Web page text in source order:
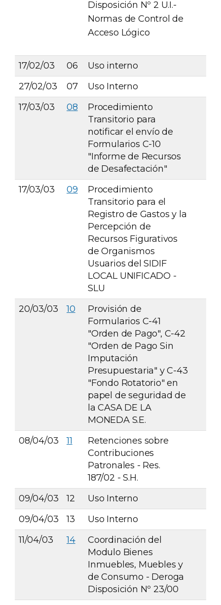
Disposición Nº 2 U.I.-
Normas de Control de
Acceso Lógico
17/02/03 06
Uso interno
27/02/03
07
Uso Interno
17/03/03
08
Procedimiento
Transitorio para
notificar el envío de
Formularios C-10
"Informe de Recursos
de Desafectación"
17/03/03
09
Procedimiento
Transitorio para el
Registro de Gastos y la
Percepción de
Recursos Figurativos
de Organismos
Usuarios del SIDIF
LOCAL UNIFICADO -
SLU
20/03/03
10
Provisión de
Formularios C-41
"Orden de Pago", C-42
"Orden de Pago Sin
Imputación
Presupuestaria" y C-43
"Fondo Rotatorio" en
papel de seguridad de
la CASA DE LA
MONEDA S.E.
08/04/03
11
Retenciones sobre
Contribuciones
Patronales - Res.
187/02 - S.H.
09/04/03
12
Uso Interno
09/04/03
13
Uso Interno
11/04/03
14
Coordinación del
Modulo Bienes
Inmuebles, Muebles y
de Consumo - Deroga
Disposición Nº 23/00